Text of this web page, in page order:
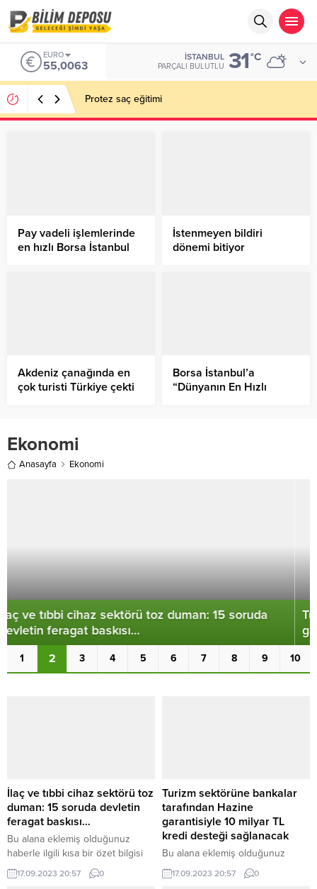
EURO
55,0063
İSTANBUL
PARÇALI BULUTLU 31°C
Protez saç eğitimi
Pay vadeli işlemlerinde
en hızlı Borsa İstanbul
İstenmeyen bildiri
dönemi bitiyor
Akdeniz çanağında en
çok turisti Türkiye çekti
Borsa İstanbul’a
“Dünyanın En Hızlı
Ekonomi
Anasayfa Ekonomi
Turizm sektörüne bankalar tarafından Hazine
garantisiyle 10 milyar TL kredi desteği sağlanacak
1 2 3 4 5 6 7 8 9 10
İlaç ve tıbbi cihaz sektörü toz
duman: 15 soruda devletin
feragat baskısı…
Bu alana eklemiş olduğunuz
haberle ilgili kısa bir özet bilgisi
ekleyebilirsiniz. Bu metin yazı
düzenleme sayfasında “Özet”
17.09.2023 20:57 0
Turizm sektörüne bankalar
tarafından Hazine
garantisiyle 10 milyar TL
kredi desteği sağlanacak
Bu alana eklemiş olduğunuz
haberle ilgili kısa bir özet bilgisi
ekleyebilirsiniz. Bu metin yazı
17.09.2023 20:57 0